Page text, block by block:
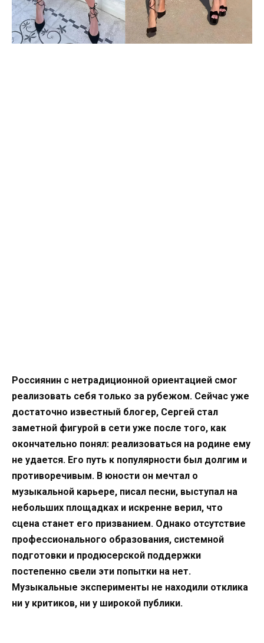
Россиянин с нетрадиционной ориентацией смог
реализовать себя только за рубежом. Сейчас уже
достаточно известный блогер, Сергей стал
заметной фигурой в сети уже после того, как
окончательно понял: реализоваться на родине ему
не удается. Его путь к популярности был долгим и
противоречивым. В юности он мечтал о
музыкальной карьере, писал песни, выступал на
небольших площадках и искренне верил, что
сцена станет его призванием. Однако отсутствие
профессионального образования, системной
подготовки и продюсерской поддержки
постепенно свели эти попытки на нет.
Музыкальные эксперименты не находили отклика
ни у критиков, ни у широкой публики.